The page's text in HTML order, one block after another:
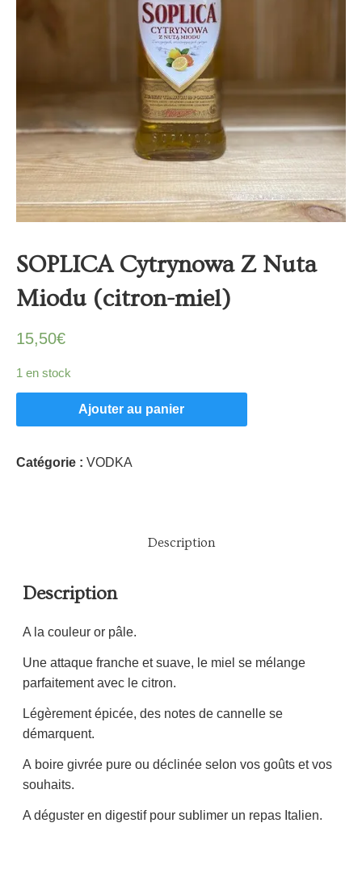
SOPLICA Cytrynowa Z Nuta
Miodu (citron-miel)
15,50€
1 en stock
Ajouter au panier
Catégorie : VODKA
Description
Description
A la couleur or pâle.
Une attaque franche et suave, le miel se mélange
parfaitement avec le citron.
Légèrement épicée, des notes de cannelle se
démarquent.
A boire givrée pure ou déclinée selon vos goûts et vos
souhaits.
A déguster en digestif pour sublimer un repas Italien.